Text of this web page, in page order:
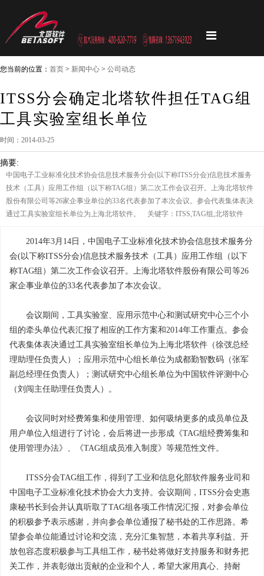
您当前的位置： 首页 > 新闻中心 > 公司动态
ITSS分会确定北塔软件担任TAG组
工具实验室组长单位
时间：2014-03-25
摘要:
中国电子工业标准化技术协会信息技术服务分会(以下称ITSS分会)信息技术服务
技术（工具）应用工作组（以下称TAG组）第二次工作会议召开。上海北塔软件
股份有限公司等26家企事业单位的33名代表参加了本次会议。参会代表集体表决
通过工具实验室组长单位为上海北塔软件。 关键字：ITSS,TAG组,北塔软件
2014年3月14日，中国电子工业标准化技术协会信息技术服务分
会(以下称ITSS分会)信息技术服务技术（工具）应用工作组（以下
称TAG组）第二次工作会议召开。上海北塔软件股份有限公司等26
家企事业单位的33名代表参加了本次会议。
会议期间，工具实验室、应用示范中心和测试研究中心三个小
组的牵头单位代表汇报了相应的工作方案和2014年工作重点。参会
代表集体表决通过工具实验室组长单位为上海北塔软件（徐弢总经
理助理任负责人）；应用示范中心组长单位为成都勤智数码（张军
副总经理任负责人）；测试研究中心组长单位为中国软件评测中心
（刘闯主任助理任负责人）。
会议同时对经费筹集和使用管理、如何吸纳更多的成员单位及
用户单位入组进行了讨论，会后将进一步形成《TAG组经费筹集和
使用管理办法》、《TAG组成员准入制度》等规范性文件。
ITSS分会TAG组工作，得到了工业和信息化部软件服务业司和
中国电子工业标准化技术协会大力支持。会议期间，ITSS分会史惠
康秘书长到会并认真听取了TAG组各项工作情况汇报，对参会单位
的积极参予表示感谢，并向参会单位通报了秘书处的工作思路。希
望参会单位能通过讨论和交流，充分汇集智慧，本着共享利益、开
放包容态度积极参与工具组工作，秘书处将做好支持服务和财务把
关工作，并表彰做出贡献的企业和个人，希望大家用真心、持耐